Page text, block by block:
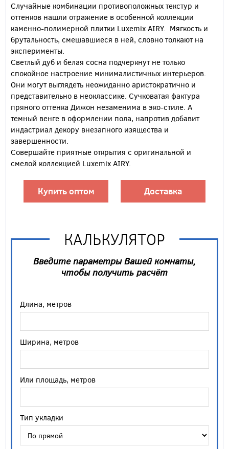
Случайные комбинации противоположных текстур и
оттенков нашли отражение в особенной коллекции
каменно-полимерной плитки Luxemix AIRY. Мягкость и
брутальность, смешавшиеся в ней, словно толкают на
эксперименты.
Светлый дуб и белая сосна подчеркнут не только
спокойное настроение минималистичных интерьеров.
Они могут выглядеть неожиданно аристократично и
представительно в неоклассике. Сучковатая фактура
пряного оттенка Дижон незаменима в эко-стиле. А
темный венге в оформлении пола, напротив добавит
индастриал декору внезапного изящества и
завершенности.
Совершайте приятные открытия с оригинальной и
смелой коллекцией Luxemix AIRY.
Купить оптом Доставка
КАЛЬКУЛЯТОР
Введите параметры Вашей комнаты,
чтобы получить расчёт
Длина, метров
Ширина, метров
Или площадь, метров
Тип укладки